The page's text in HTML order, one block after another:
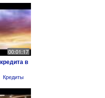
00:01:17
в
Кредиты